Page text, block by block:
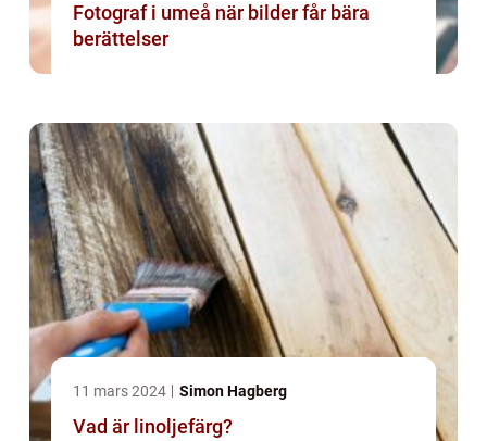
Fotograf i umeå när bilder får bära
berättelser
11 mars 2024 Simon Hagberg
Vad är linoljefärg?